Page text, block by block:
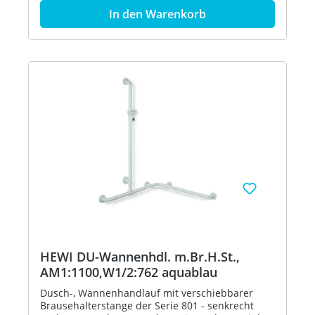
senkrechter Brausehalterstange - dient im
Dusch- und Wannenbereich zum Festhalten und
Abstützen - senkrechte Länge 1100 mm,
waagerechte Längen 762 mm - 88 mm tief, lichter
für Handbrausen verschiedener Hersteller -
in der Höhe verstellt werden - konische
wandspezifischem Befestigungsmaterial und
Rosetten von HEWI - links- und rechtsseitig
montierbar - geeignet für HEWI Einhängesitze
In den Warenkorb
HEWI DU-Wannenhdl. m.Br.H.St.,
AM1:1100,W1/2:762 aquablau
Dusch-, Wannenhandlauf mit verschiebbarer
Brausehalterstange der Serie 801 - senkrecht